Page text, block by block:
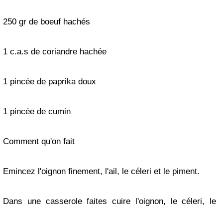
250 gr de boeuf hachés
1 c.a.s de coriandre hachée
1 pincée de paprika doux
1 pincée de cumin
Comment qu'on fait
Emincez l'oignon finement, l'ail, le céleri et le piment.
Dans une casserole faites cuire l'oignon, le céleri, le